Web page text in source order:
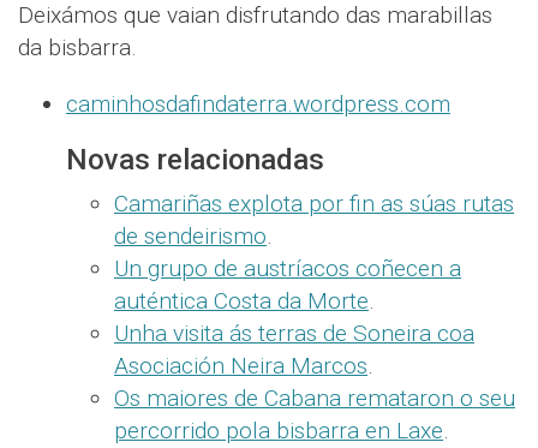
Deixámos que vaian disfrutando das marabillas
da bisbarra.
caminhosdafindaterra.wordpress.com
Novas relacionadas
Camariñas explota por fin as súas rutas
de sendeirismo.
Un grupo de austríacos coñecen a
auténtica Costa da Morte.
Unha visita ás terras de Soneira coa
Asociación Neira Marcos.
Os maiores de Cabana remataron o seu
percorrido pola bisbarra en Laxe.